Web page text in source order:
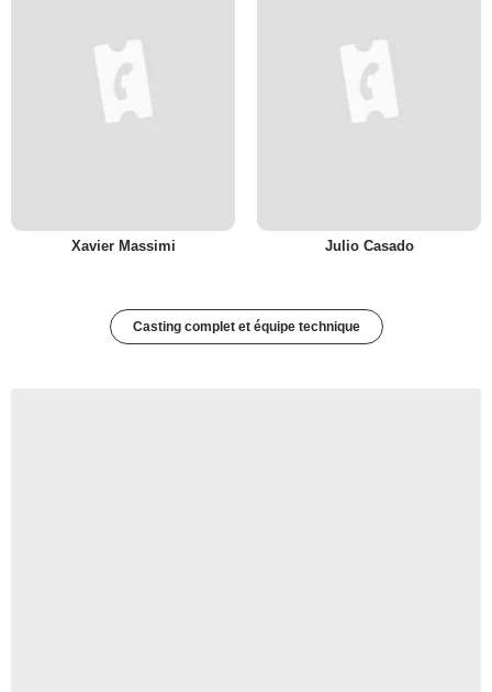
Xavier Massimi Julio Casado
Casting complet et équipe technique